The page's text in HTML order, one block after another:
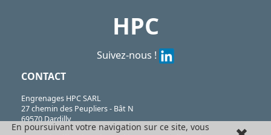
HPC
Suivez-nous !
CONTACT
Engrenages HPC SARL
27 chemin des Peupliers - Bât N
69570 Dardilly
Lyon - France
En poursuivant votre navigation sur ce site, vous